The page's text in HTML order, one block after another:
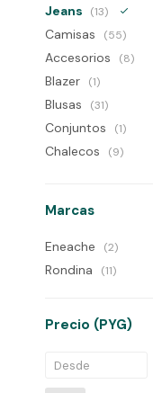
Jeans (13)
Camisas (55)
Accesorios (8)
Blazer (1)
Blusas (31)
Conjuntos (1)
Chalecos (9)
Marcas
Eneache (2)
Rondina (11)
Precio (PYG)